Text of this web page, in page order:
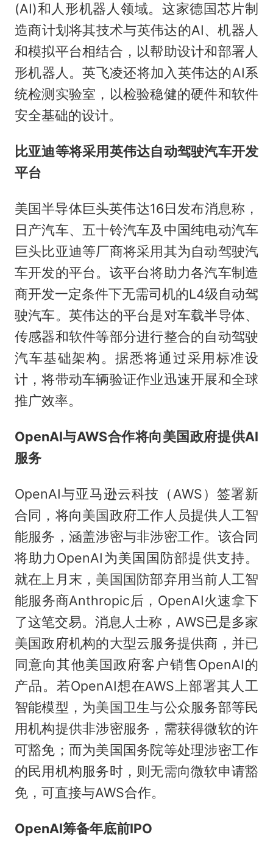
(AI)和人形机器人领域。这家德国芯片制
造商计划将其技术与英伟达的AI、机器人
和模拟平台相结合，以帮助设计和部署人
形机器人。英飞凌还将加入英伟达的AI系
统检测实验室，以检验稳健的硬件和软件
安全基础的设计。
比亚迪等将采用英伟达自动驾驶汽车开发
平台
美国半导体巨头英伟达16日发布消息称，
日产汽车、五十铃汽车及中国纯电动汽车
巨头比亚迪等厂商将采用其为自动驾驶汽
车开发的平台。该平台将助力各汽车制造
商开发一定条件下无需司机的L4级自动驾
驶汽车。英伟达的平台是对车载半导体、
传感器和软件等部分进行整合的自动驾驶
汽车基础架构。据悉将通过采用标准设
计，将带动车辆验证作业迅速开展和全球
推广效率。
OpenAI与AWS合作将向美国政府提供AI
服务
OpenAI与亚马逊云科技（AWS）签署新
合同，将向美国政府工作人员提供人工智
能服务，涵盖涉密与非涉密工作。该合同
将助力OpenAI为美国国防部提供支持。
就在上月末，美国国防部弃用当前人工智
能服务商Anthropic后，OpenAI火速拿下
了这笔交易。消息人士称，AWS已是多家
美国政府机构的大型云服务提供商，并已
同意向其他美国政府客户销售OpenAI的
产品。若OpenAI想在AWS上部署其人工
智能模型，为美国卫生与公众服务部等民
用机构提供非涉密服务，需获得微软的许
可豁免；而为美国国务院等处理涉密工作
的民用机构服务时，则无需向微软申请豁
免，可直接与AWS合作。
OpenAI筹备年底前IPO